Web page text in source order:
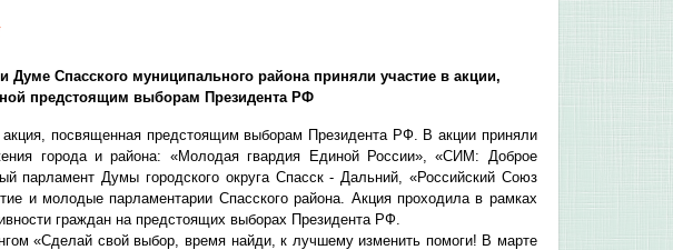
Спасского муниципального района приняли участие в акции,
предстоящим выборам Президента РФ
посвященная предстоящим выборам Президента РФ. В акции приняли
города и района: «Молодая гвардия Единой России», «СИМ: Доброе
парламент Думы городского округа Спасск - Дальний, «Российский Союз
и молодые парламентарии Спасского района. Акция проходила в рамках
граждан на предстоящих выборах Президента РФ.
«Сделай свой выбор, время найди, к лучшему изменить помоги! В марте